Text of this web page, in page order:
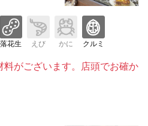
落花生 えび かに クルミ
がございます。店頭でお確か